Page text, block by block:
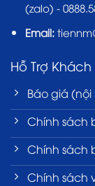
(zalo) -
Email:
Hỗ Trợ
Báo giá
Chính sách
Chính sách
Chính sách